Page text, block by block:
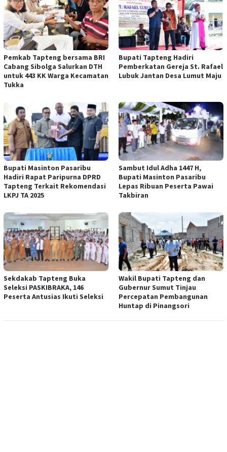
Pemkab Tapteng bersama BRI
Cabang Sibolga Salurkan DTH
untuk 443 KK Warga Kecamatan
Tukka
Bupati Tapteng Hadiri
Pemberkatan Gereja St. Rafael
Lubuk Jantan Desa Lumut Maju
Bupati Masinton Pasaribu
Hadiri Rapat Paripurna DPRD
Tapteng Terkait Rekomendasi
LKPJ TA 2025
Sambut Idul Adha 1447 H,
Bupati Masinton Pasaribu
Lepas Ribuan Peserta Pawai
Takbiran
Sekdakab Tapteng Buka
Seleksi PASKIBRAKA, 146
Peserta Antusias Ikuti Seleksi
Wakil Bupati Tapteng dan
Gubernur Sumut Tinjau
Percepatan Pembangunan
Huntap di Pinangsori